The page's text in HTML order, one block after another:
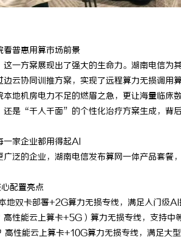
看普惠用算市场前景
这一方案展现出了强大的生命力。湖南电信为
边云协同训推方案，实现了远程算力无损调用
本地机房电力不足的燃眉之急，更让海量临
还是“千人千面”的个性化治疗方案生成，背
一家企业都用得起AI
广泛的企业，湖南电信发布算网一体产品套餐
配置亮点
地双卡部署+2G算力无损专线，满足入门级AI
高性能云上算卡+5G ）算力无损专线，支持中
高性能云上算卡+10G算力无损专线，满足大